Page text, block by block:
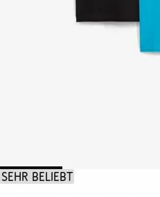
Sehr beliebt